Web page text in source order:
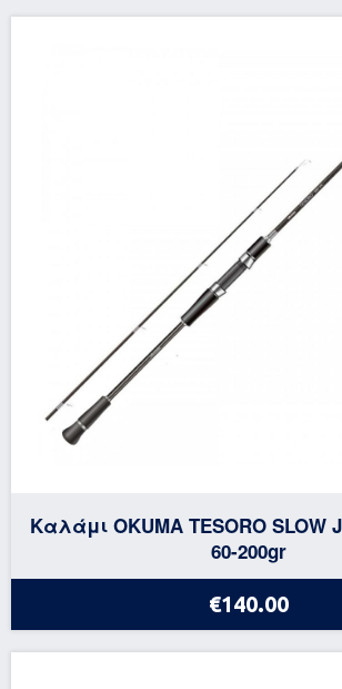
Καλάμι OKUMA TESORO SLOW
60-200gr
€140.00